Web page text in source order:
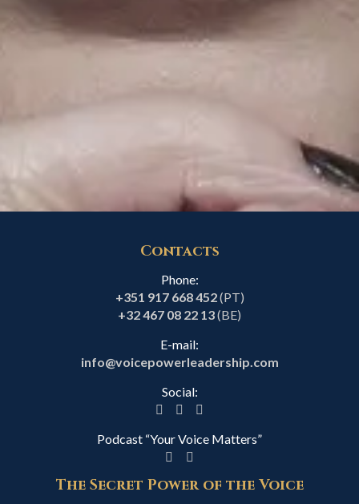
Contacts
Phone:
+351 917 668 452(PT)
+32 467 08 22 13(BE)
E-mail:
info@voicepowerleadership.com
Social:
Podcast “Your Voice Matters”
The Secret Power of the Voice